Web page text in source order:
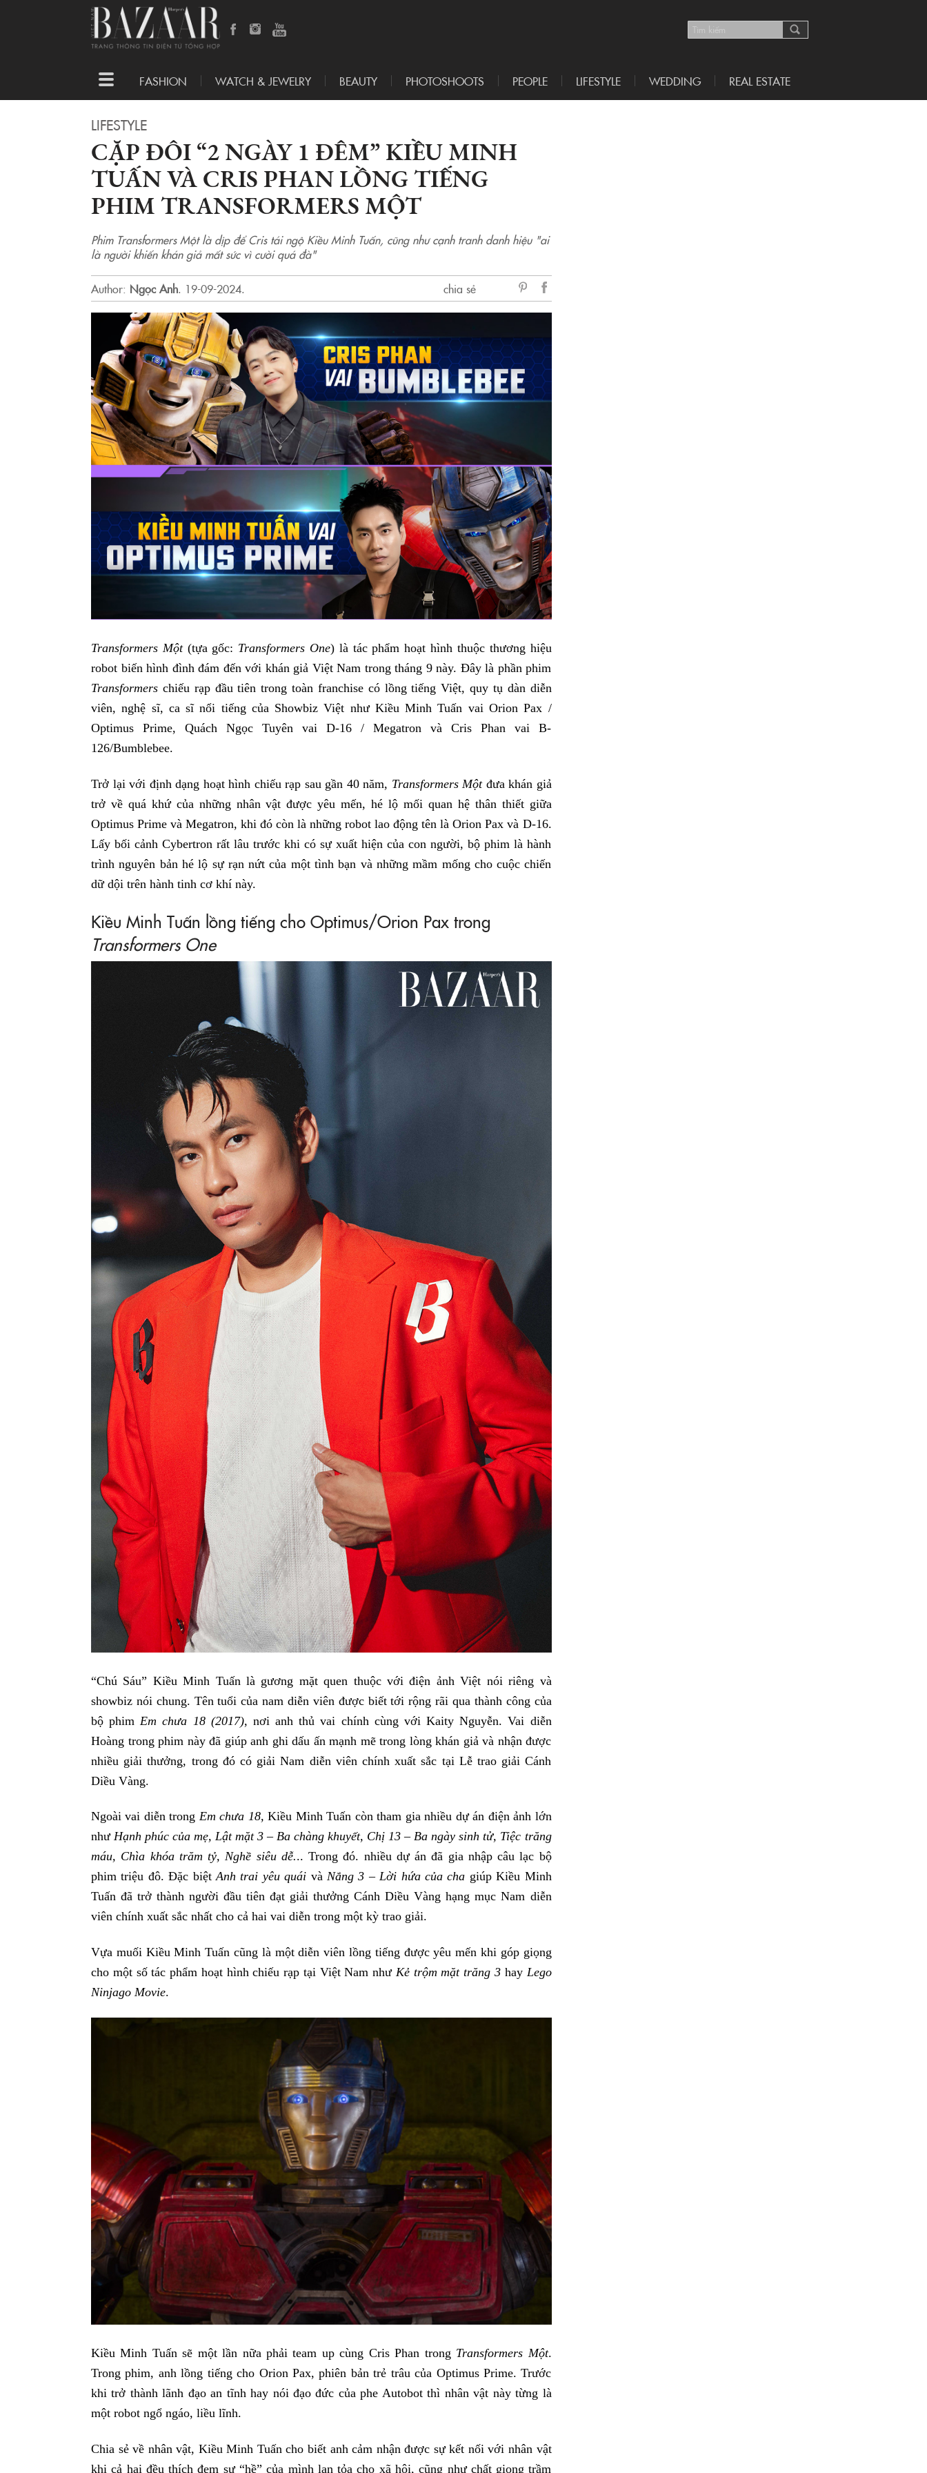
Toggle
navigation
FASHION WATCH & JEWELRY BEAUTY PHOTOSHOOTS PEOPLE LIFESTYLE WEDDING REAL ESTATE
LIFESTYLE
CẶP ĐÔI “2 NGÀY 1 ĐÊM” KIỀU MINH
TUẤN VÀ CRIS PHAN LỒNG TIẾNG
PHIM TRANSFORMERS MỘT
Phim Transformers Một là dịp để Cris tái ngộ Kiều Minh Tuấn, cũng như cạnh tranh danh hiệu "ai
là người khiến khán giả mất sức vì cười quá đà"
Author: Ngọc Anh. 19-09-2024.
chia sẻ
Transformers Một (tựa gốc: Transformers One) là tác phẩm hoạt hình thuộc thương hiệu
robot biến hình đình đám đến với khán giả Việt Nam trong tháng 9 này. Đây là phần phim
Transformers chiếu rạp đầu tiên trong toàn franchise có lồng tiếng Việt, quy tụ dàn diễn
viên, nghệ sĩ, ca sĩ nổi tiếng của Showbiz Việt như Kiều Minh Tuấn vai Orion Pax /
Optimus Prime, Quách Ngọc Tuyên vai D-16 / Megatron và Cris Phan vai B-
126/Bumblebee.
Trở lại với định dạng hoạt hình chiếu rạp sau gần 40 năm, Transformers Mộtđưa khán giả
trở về quá khứ của những nhân vật được yêu mến, hé lộ mối quan hệ thân thiết giữa
Optimus Prime và Megatron, khi đó còn là những robot lao động tên là Orion Pax và D-16.
Lấy bối cảnh Cybertron rất lâu trước khi có sự xuất hiện của con người, bộ phim là hành
trình nguyên bản hé lộ sự rạn nứt của một tình bạn và những mầm mống cho cuộc chiến
dữ dội trên hành tinh cơ khí này.
Kiều Minh Tuấn lồng tiếng cho Optimus/Orion Pax trong
Transformers One
“Chú Sáu” Kiều Minh Tuấn là gương mặt quen thuộc với điện ảnh Việt nói riêng và
showbiz nói chung. Tên tuổi của nam diễn viên được biết tới rộng rãi qua thành công của
bộ phim Em chưa 18 (2017), nơi anh thủ vai chính cùng với Kaity Nguyễn. Vai diễn
Hoàng trong phim này đã giúp anh ghi dấu ấn mạnh mẽ trong lòng khán giả và nhận được
nhiều giải thưởng, trong đó có giải Nam diễn viên chính xuất sắc tại Lễ trao giải Cánh
Diều Vàng.
Ngoài vai diễn trong Em chưa 18, Kiều Minh Tuấn còn tham gia nhiều dự án điện ảnh lớn
nhưHạnh phúc của mẹ, Lật mặt 3 – Ba chàng khuyết, Chị 13 – Ba ngày sinh tử, Tiệc trăng
máu, Chìa khóa trăm tỷ, Nghề siêu dễ... Trong đó. nhiều dự án đã gia nhập câu lạc bộ
phim triệu đô. Đặc biệtAnh trai yêu quái và Nắng 3 – Lời hứa của cha giúp Kiều Minh
Tuấn đã trở thành người đầu tiên đạt giải thưởng Cánh Diều Vàng hạng mục Nam diễn
viên chính xuất sắc nhất cho cả hai vai diễn trong một kỳ trao giải.
Vựa muối Kiều Minh Tuấn cũng là một diễn viên lồng tiếng được yêu mến khi góp giọng
cho một số tác phẩm hoạt hình chiếu rạp tại Việt Nam như Kẻ trộm mặt trăng 3hay Lego
Ninjago Movie.
Kiều Minh Tuấn sẽ một lần nữa phải team up cùng Cris Phan trong Transformers Một.
Trong phim, anh lồng tiếng cho Orion Pax, phiên bản trẻ trâu của Optimus Prime. Trước
khi trở thành lãnh đạo an tĩnh hay nói đạo đức của phe Autobot thì nhân vật này từng là
một robot ngổ ngáo, liều lĩnh.
Chia sẻ về nhân vật, Kiều Minh Tuấn cho biết anh cảm nhận được sự kết nối với nhân vật
khi cả hai đều thích đem sự “hề” của mình lan tỏa cho xã hội, cũng như chất giọng trầm